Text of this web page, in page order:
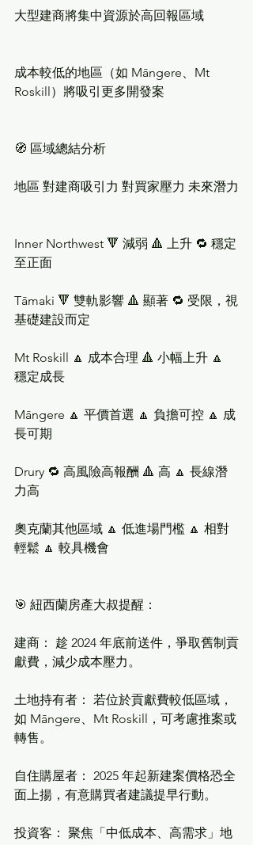
大型建商將集中資源於高回報區域
成本較低的地區（如 Māngere、Mt
Roskill）將吸引更多開發案
🧭 區域總結分析
地區 對建商吸引力 對買家壓力 未來潛力
Inner Northwest 🔻 減弱 🔺 上升 🔁 穩定
至正面
Tāmaki 🔻 雙軌影響 🔺 顯著 🔁 受限，視
基礎建設而定
Mt Roskill 🔼 成本合理 🔺 小幅上升 🔼
穩定成長
Māngere 🔼 平價首選 🔼 負擔可控 🔼 成
長可期
Drury 🔁 高風險高報酬 🔺 高 🔼 長線潛
力高
奧克蘭其他區域 🔼 低進場門檻 🔼 相對
輕鬆 🔼 較具機會
🎯 紐西蘭房產大叔提醒：
建商： 趁 2024 年底前送件，爭取舊制貢
獻費，減少成本壓力。
土地持有者： 若位於貢獻費較低區域，
如 Māngere、Mt Roskill，可考慮推案或
轉售。
自住購屋者： 2025 年起新建案價格恐全
面上揚，有意購買者建議提早行動。
投資客： 聚焦「中低成本、高需求」地